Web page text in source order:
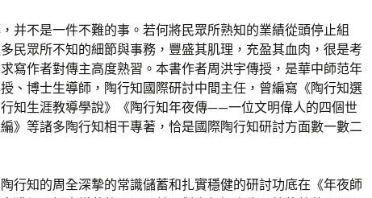
并不是一件不難的事。若何將民眾所熟知的業績從頭停止組
民眾所不知的細節與事務，豐盛其肌理，充盈其血肉，很是考
寫作者對傳主高度熟習。本書作者周洪宇傳授，是華中師范年
、博士生導師，陶行知國際研討中間主任，曾編寫《陶行知選
知生涯教導學說》《陶行知年夜傳——一位文明偉人的四個世
》等諸多陶行知相干專著，恰是國際陶行知研討方面數一數二
行知的周全深摯的常識儲蓄和扎實穩健的研討功底在《年夜師